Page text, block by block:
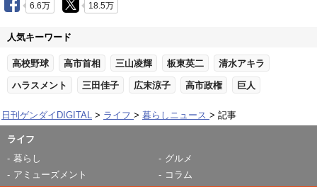
6.6万 18.5万
人気キーワード
高校野球 高市首相 三山凌輝 板東英二 清水アキラ
ハラスメント 三田佳子 広末涼子 高市政権 巨人
日刊ゲンダイDIGITAL ライフ 暮らしニュース 記事
ライフ
暮らし
グルメ
アミューズメント
コラム